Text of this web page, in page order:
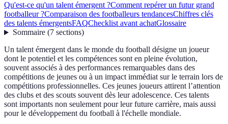
Qu'est-ce qu'un talent émergent ?Comment repérer un futur grand
footballeur ?Comparaison des footballeurs tendancesChiffres clés
des talents émergentsFAQChecklist avant achatGlossaire
Sommaire(7 sections)
Un talent émergent dans le monde du football désigne un joueur
dont le potentiel et les compétences sont en pleine évolution,
souvent associés à des performances remarquables dans des
compétitions de jeunes ou à un impact immédiat sur le terrain lors de
compétitions professionnelles. Ces jeunes joueurs attirent l’attention
des clubs et des scouts souvent dès leur adolescence. Ces talents
sont importants non seulement pour leur future carrière, mais aussi
pour le développement du football à l'échelle mondiale.